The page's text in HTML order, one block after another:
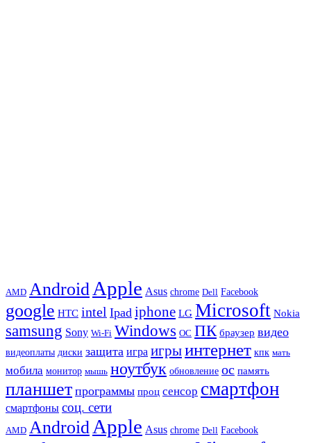
AMD Android Apple Asus chrome Dell Facebook
google HTC intel Ipad iphone LG Microsoft Nokia
samsung Sony Wi-Fi Windows ОС ПК браузер видео
видеоплаты диски защита игра игрыинтернет кпк мать
мобила монитор мышь ноутбук обновление ос память
планшет программы проц сенсор смартфон
смартфоны соц. сети
AMD Android Apple Asus chrome Dell Facebook